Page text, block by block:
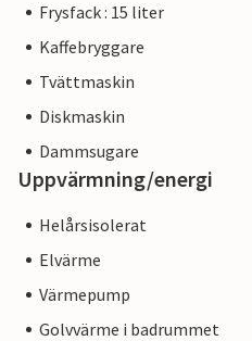
Frysfack : 15 liter
Kaffebryggare
Tvättmaskin
Diskmaskin
Dammsugare
Uppvärmning/energi
Helårsisolerat
Elvärme
Värmepump
Golvvärme i badrummet